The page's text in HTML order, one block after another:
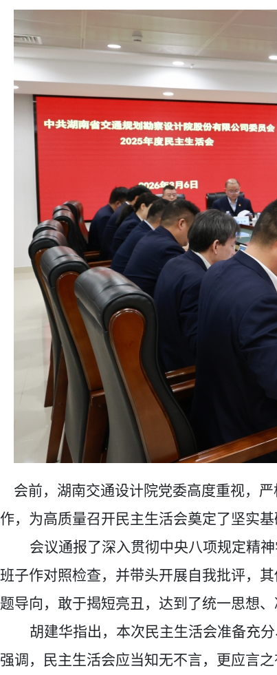
会前，湖南交通设计院党委高度重视，
作，为高质量召开民主生活会奠定了坚实基
会议通报了深入贯彻中央八项规定精神
班子作对照检查，并带头开展自我批评，
题导向，敢于揭短亮丑，达到了统一思想、
胡建华指出，本次民主生活会准备充
强调，民主生活会应当知无不言，更应言